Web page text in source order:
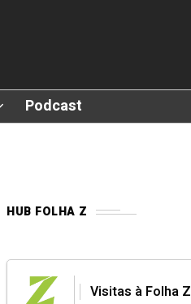
Podcast
HUB FOLHA Z
Visitas à Folha Z